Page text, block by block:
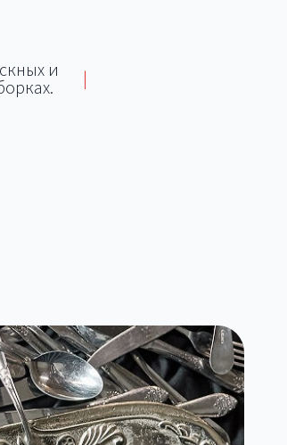
и |
Площадки для фуршетов и